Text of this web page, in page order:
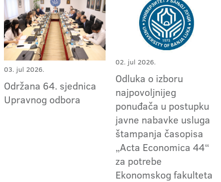
03. jul 2026.
Održana 64. sjednica
Upravnog odbora
02. jul 2026.
Odluka o izboru
najpovoljnijeg
ponuđača u postupku
javne nabavke usluga
štampanja časopisa
„Acta Economica 44“
za potrebe
Ekonomskog fakulteta